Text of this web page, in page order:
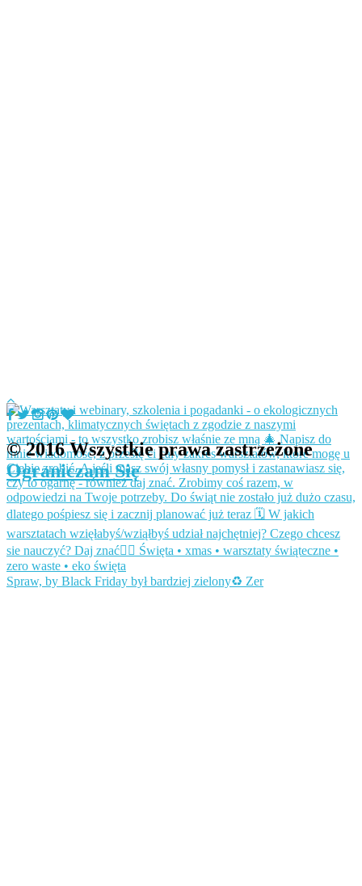
Spraw, by Black Friday był bardziej zielony♻️ Zer
© 2016 Wszystkie prawa zastrzeżone
Ograniczam Się